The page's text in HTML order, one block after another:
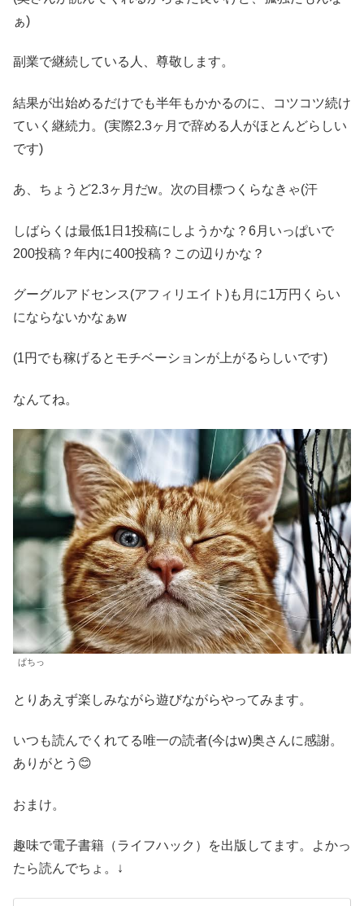
ぁ)
副業で継続している人、尊敬します。
結果が出始めるだけでも半年もかかるのに、コツコツ続け
ていく継続力。(実際2.3ヶ月で辞める人がほとんどらしい
です)
あ、ちょうど2.3ヶ月だw。次の目標つくらなきゃ(汗
しばらくは最低1日1投稿にしようかな？6月いっぱいで
200投稿？年内に400投稿？この辺りかな？
グーグルアドセンス(アフィリエイト)も月に1万円くらい
にならないかなぁw
(1円でも稼げるとモチベーションが上がるらしいです)
なんてね。
ぱちっ
とりあえず楽しみながら遊びながらやってみます。
いつも読んでくれてる唯一の読者(今はw)奥さんに感謝。
ありがとう😊
おまけ。
趣味で電子書籍（ライフハック）を出版してます。よかっ
たら読んでちょ。↓